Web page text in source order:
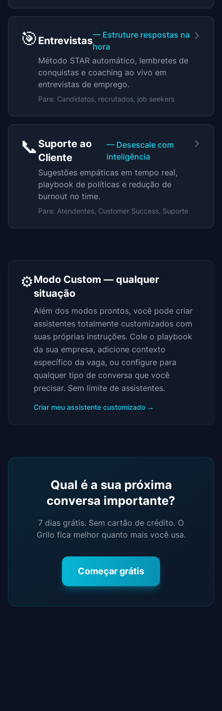
🎯 Entrevistas— Estruture respostas na
hora
Método STAR automático, lembretes de
conquistas e coaching ao vivo em
entrevistas de emprego.
Para: Candidatos, recrutados, job seekers
📞 Suporte ao
Cliente
— Desescale com
inteligência
Sugestões empáticas em tempo real,
playbook de políticas e redução de
burnout no time.
Para: Atendentes, Customer Success, Suporte
⚙️Modo Custom — qualquer
situação
Além dos modos prontos, você pode criar
assistentes totalmente customizados com
suas próprias instruções. Cole o playbook
da sua empresa, adicione contexto
específico da vaga, ou configure para
qualquer tipo de conversa que você
precisar. Sem limite de assistentes.
Criar meu assistente customizado →
Qual é a sua próxima
conversa importante?
7 dias grátis. Sem cartão de crédito. O
Grilo fica melhor quanto mais você usa.
Começar grátis